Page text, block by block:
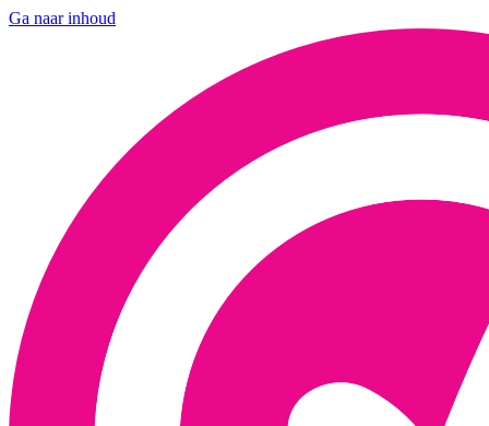
Ga naar inhoud